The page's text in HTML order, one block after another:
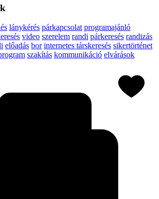
lánykérés párkapcsolat programajánló
video szerelem randi párkeresés randizás
előadás bor internetes társkeresés sikertörténet
szakítás kommunikáció elvárások